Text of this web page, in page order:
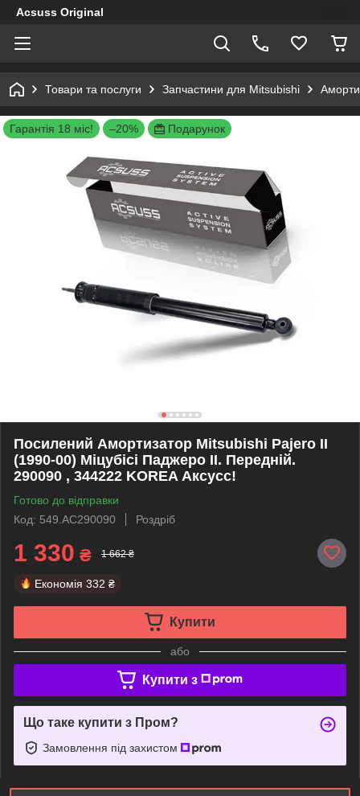
Acsuss Original
Товари та послуги Запчастини для Mitsubishi
Гарантія 18 міс! –20% Подарунок
Посилений Амортизатор Mitsubishi Pajero II
(1990-00) Міцубісі Паджеро II. Передній.
290090 , 344222 KOREA Аксусс!
Готово до відправки
Код: 549.AC290090
Роздріб
1 330 ₴ 1 662 ₴
Економія 332 ₴
Купити
або
Купити з
Що таке купити з Пром?
Замовлення під захистом